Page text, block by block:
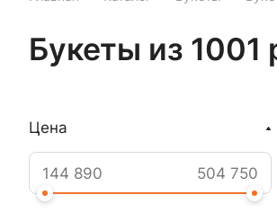
Букеты из 1001
Цена